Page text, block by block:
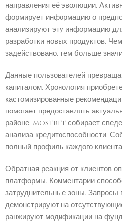
направления её эволюции.
формирует информацию о
анализируют эту информацию
разработки новых продуктов.
задействовано, тем больше
Данные пользователей
капиталом. Хронология
кастомизированные
помогает предоставлять
районе. mostbet собирает
анализа кредитоспособности.
полный профиль каждого
Обратная реакция от клиентов
платформы. Комментарии
затруднительные зоны. Запросы
демонстрируют на
ранжируют модификации на